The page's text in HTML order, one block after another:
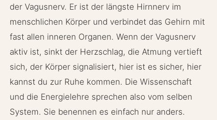
der Vagusnerv. Er ist der längste Hirnnerv im
menschlichen Körper und verbindet das Gehirn mit
fast allen inneren Organen. Wenn der Vagusnerv
aktiv ist, sinkt der Herzschlag, die Atmung vertieft
sich, der Körper signalisiert, hier ist es sicher, hier
kannst du zur Ruhe kommen. Die Wissenschaft
und die Energielehre sprechen also vom selben
System. Sie benennen es einfach nur anders.